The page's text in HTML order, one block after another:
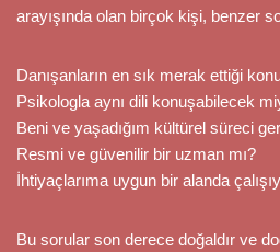
arayışında olan birçok kişi, benzer
Danışanların en sık merak ettiği
Psikologla aynı dili konuşabilecek
Beni ve yaşadığım kültürel süreci
Resmi ve güvenilir bir uzman mı?
İhtiyaçlarıma uygun bir alanda
Bu sorular son derece doğaldır ve